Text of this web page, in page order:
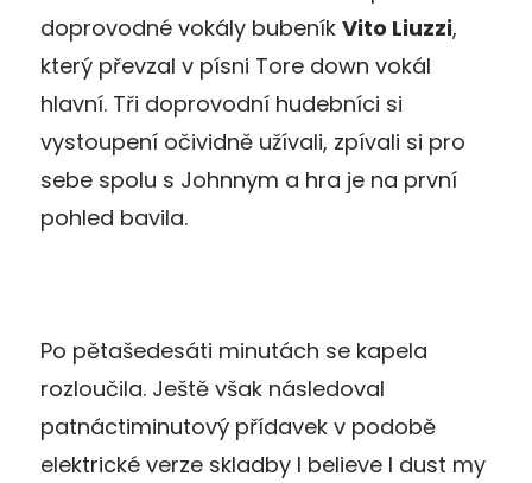
doprovodné vokály bubeník Vito Liuzzi,
který převzal v písni Tore down vokál
hlavní. Tři doprovodní hudebníci si
vystoupení očividně užívali, zpívali si pro
sebe spolu s Johnnym a hra je na první
pohled bavila.
Po pětašedesáti minutách se kapela
rozloučila. Ještě však následoval
patnáctiminutový přídavek v podobě
elektrické verze skladby I believe I dust my